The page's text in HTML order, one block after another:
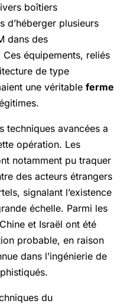
boîtiers
d’héberger plusieurs
dans des
équipements, reliés
de type
une véritable ferme
techniques avancées a
opération. Les
notamment pu traquer
des acteurs étrangers
signalant l’existence
échelle. Parmi les
et Israël ont été
probable, en raison
dans l’ingénierie de
du